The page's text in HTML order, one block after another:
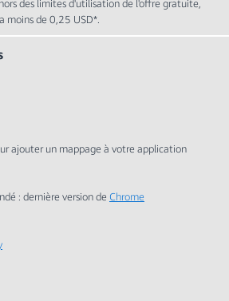
des limites d'utilisation de l'offre gratuite,
moins de 0,25 USD*.
ajouter un mappage à votre application
: dernière version de Chrome